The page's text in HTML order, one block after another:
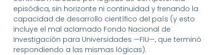
episódica, sin horizonte ni continuidad y frenando la
capacidad de desarrollo científico del país (y esto
incluye el mal aclamado Fondo Nacional de
Investigación para Universidades —FIU—, que terminó
respondiendo a las mismas lógicas).